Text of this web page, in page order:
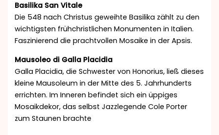
Basilika San Vitale
Die 548 nach Christus geweihte Basilika zählt zu den
wichtigsten frühchristlichen Monumenten in Italien.
Faszinierend die prachtvollen Mosaike in der Apsis.
Mausoleo di Galla Placidia
Galla Placidia, die Schwester von Honorius, ließ dieses
kleine Mausoleum in der Mitte des 5. Jahrhunderts
errichten. Im Inneren befindet sich ein üppiges
Mosaikdekor, das selbst Jazzlegende Cole Porter
zum Staunen brachte